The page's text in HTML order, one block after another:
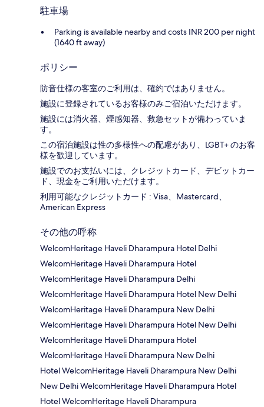
駐車場
Parking is available nearby and costs INR 200 per night
(1640 ft away)
ポリシー
防音仕様の客室のご利用は、確約ではありません。
施設に登録されているお客様のみご宿泊いただけます。
施設には消火器、煙感知器、救急セットが備わっていま
す。
この宿泊施設は性の多様性への配慮があり、LGBT+ のお客
様を歓迎しています。
施設でのお支払いには、クレジットカード、デビットカー
ド、現金をご利用いただけます。
利用可能なクレジットカード : Visa、Mastercard、
American Express
その他の呼称
WelcomHeritage Haveli Dharampura Hotel Delhi
WelcomHeritage Haveli Dharampura Hotel
WelcomHeritage Haveli Dharampura Delhi
WelcomHeritage Haveli Dharampura Hotel New Delhi
WelcomHeritage Haveli Dharampura New Delhi
WelcomHeritage Haveli Dharampura Hotel New Delhi
WelcomHeritage Haveli Dharampura Hotel
WelcomHeritage Haveli Dharampura New Delhi
Hotel WelcomHeritage Haveli Dharampura New Delhi
New Delhi WelcomHeritage Haveli Dharampura Hotel
Hotel WelcomHeritage Haveli Dharampura